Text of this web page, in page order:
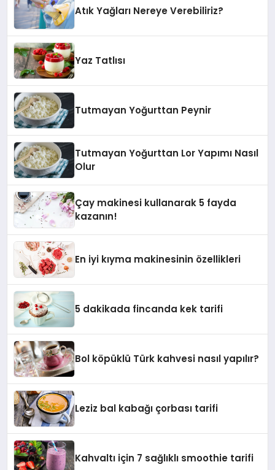
Atık Yağları Nereye Verebiliriz?
Yaz Tatlısı
Tutmayan Yoğurttan Peynir
Tutmayan Yoğurttan Lor Yapımı Nasıl
Olur
Çay makinesi kullanarak 5 fayda
kazanın!
En iyi kıyma makinesinin özellikleri
5 dakikada fincanda kek tarifi
Bol köpüklü Türk kahvesi nasıl yapılır?
Leziz bal kabağı çorbası tarifi
Kahvaltı için 7 sağlıklı smoothie tarifi